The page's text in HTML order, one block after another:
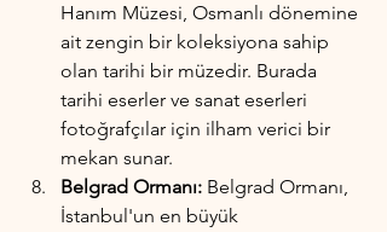
Hanım Müzesi, Osmanlı dönemine
ait zengin bir koleksiyona sahip
olan tarihi bir müzedir. Burada
tarihi eserler ve sanat eserleri
fotoğrafçılar için ilham verici bir
mekan sunar.
Belgrad Ormanı: Belgrad Ormanı,
İstanbul'un en büyük